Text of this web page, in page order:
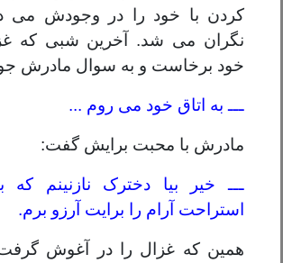
کردن با خود را در وجودش می
نگران می شد. آخرین شبی که
خود برخاست و به سوال مادرش
ـــ به اتاق خود می روم ...
مادرش با محبت برایش گفت:
ـــ خیر بیا دخترک نازنینم
استراحت آرام را برایت آرزو برم.
همین که غزال را در آغوش